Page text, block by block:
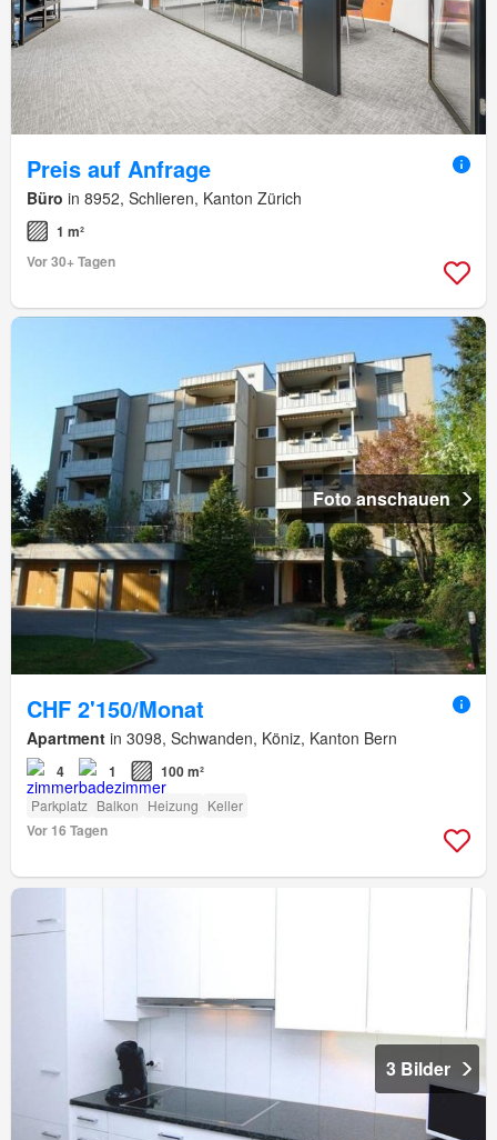
Preis auf Anfrage
Büro in 8952, Schlieren, Kanton Zürich
1 m²
Vor 30+ Tagen
Foto anschauen
CHF 2'150/Monat
Apartment in 3098, Schwanden, Köniz, Kanton Bern
4 1 100 m²
Parkplatz Balkon Heizung Keller
Vor 16 Tagen
3 Bilder